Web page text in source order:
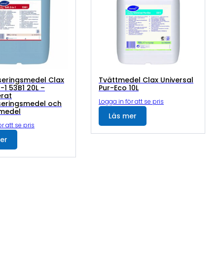
Clax
53B1 20L –
och
att se pris
Tvättmedel Clax Universal
Pur-Eco 10L
Logga in för att se pris
Läs mer